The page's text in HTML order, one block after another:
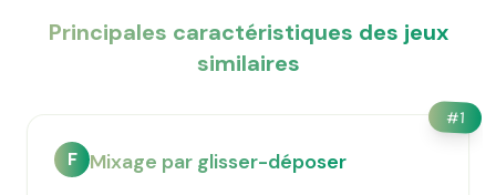
Principales caractéristiques des jeux
similaires
#1
F Mixage par glisser-déposer